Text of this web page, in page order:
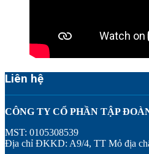
Liên hệ
CÔNG TY CỔ PHẦN TẬP
MST: 0105308539
Địa chỉ ĐKKD: A9/4, TT Mỏ địa